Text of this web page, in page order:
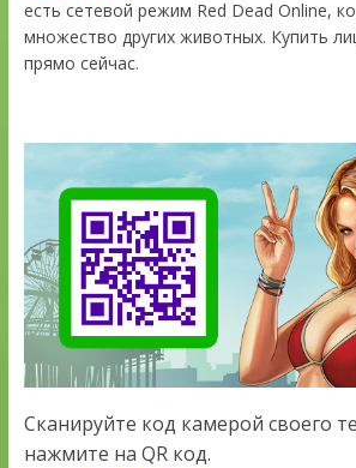
есть сетевой режим Red Dead Online,
множество других животных. Купить
прямо сейчас.
Сканируйте код камерой своего
нажмите на QR код.